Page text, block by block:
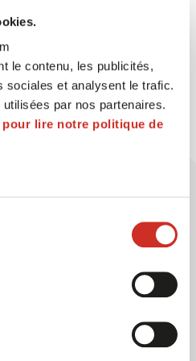
le contenu, les publicités,
sociales et analysent le trafic.
par nos partenaires.
lire notre politique de
mieux estimer la
à préparer, à partir
de faire appel à une
pour absorber la charge
dans les WMS et
l’apanage des
à la décision qui
maîtrise de la vie de